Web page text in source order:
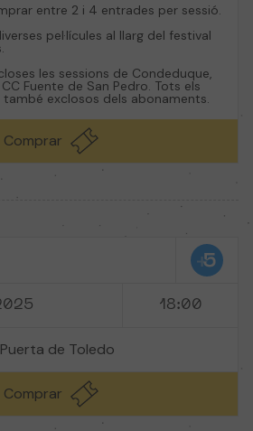
entre 2 i 4 entrades per sessió.
pel·lícules al llarg del festival
les sessions de Condeduque,
Fuente de San Pedro. Tots els
exclosos dels abonaments.
Comprar
18:00
de Toledo
Comprar